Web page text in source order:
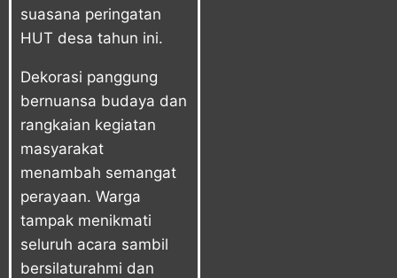
suasana peringatan
HUT desa tahun ini.
Dekorasi panggung
bernuansa budaya dan
rangkaian kegiatan
masyarakat
menambah semangat
perayaan. Warga
tampak menikmati
seluruh acara sambil
bersilaturahmi dan